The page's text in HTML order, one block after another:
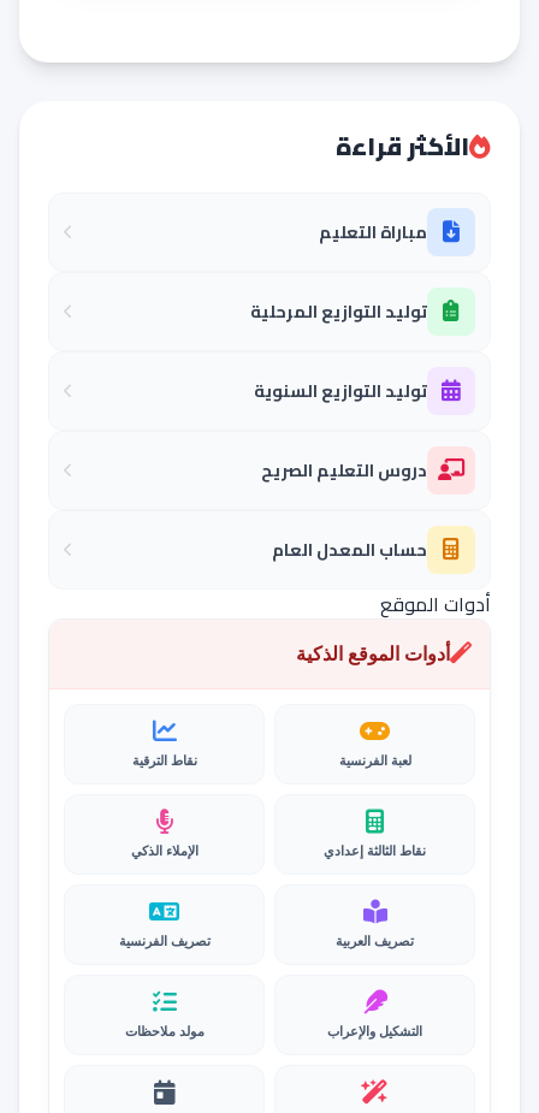
الأكثر قراءة
مباراة التعليم
توليد التوازيع المرحلية
توليد التوازيع السنوية
دروس التعليم الصريح
حساب المعدل العام
أدوات الموقع
أدوات الموقع الذكية
لعبة الفرنسية نقاط الترقية
نقاط الثالثة إعدادي الإملاء الذكي
تصريف العربية تصريف الفرنسية
التشكيل والإعراب مولد ملاحظات